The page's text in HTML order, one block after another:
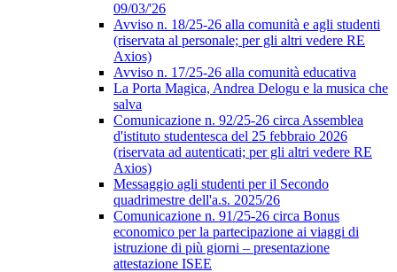
09/03/'26
Avviso n. 18/25-26 alla comunità e agli studenti
(riservata al personale; per gli altri vedere RE
Axios)
Avviso n. 17/25-26 alla comunità educativa
La Porta Magica, Andrea Delogu e la musica che
salva
Comunicazione n. 92/25-26 circa Assemblea
d'istituto studentesca del 25 febbraio 2026
(riservata ad autenticati; per gli altri vedere RE
Axios)
Messaggio agli studenti per il Secondo
quadrimestre dell'a.s. 2025/26
Comunicazione n. 91/25-26 circa Bonus
economico per la partecipazione ai viaggi di
istruzione di più giorni – presentazione
attestazione ISEE